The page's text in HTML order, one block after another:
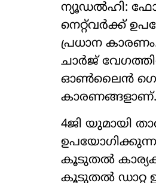
ന്യൂഡല്‍ഹി:
നെറ്റ്‌വര്‍ക്ക്
പ്രധാന
ചാര്‍ജ്
ഓണ്‍ലൈന്‍
കാരണങ്ങളാണ്.
4ജി യുമായി
കൂടുതല്‍
കൂടുതല്‍ ഡാറ്റ